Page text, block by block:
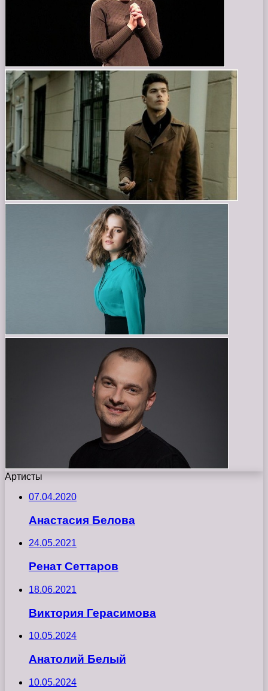
Артисты
07.04.2020
Анастасия Белова
24.05.2021
Ренат Сеттаров
18.06.2021
Виктория Герасимова
10.05.2024
Анатолий Белый
10.05.2024